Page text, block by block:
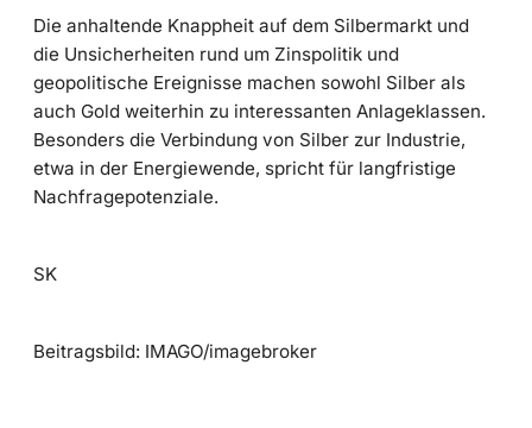
Die anhaltende Knappheit auf dem Silbermarkt und
die Unsicherheiten rund um Zinspolitik und
geopolitische Ereignisse machen sowohl Silber als
auch Gold weiterhin zu interessanten Anlageklassen.
Besonders die Verbindung von Silber zur Industrie,
etwa in der Energiewende, spricht für langfristige
Nachfragepotenziale.
SK
Beitragsbild: IMAGO/imagebroker